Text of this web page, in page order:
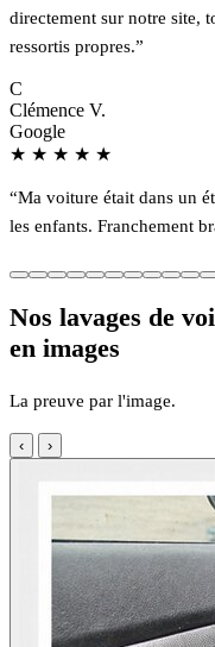
directement sur notre site,
ressortis propres.”
C
Clémence V.
Google
★ ★ ★ ★ ★
“Ma voiture était dans un
les enfants. Franchement
Nos lavages de
en images
La preuve par l'image.
‹ ›